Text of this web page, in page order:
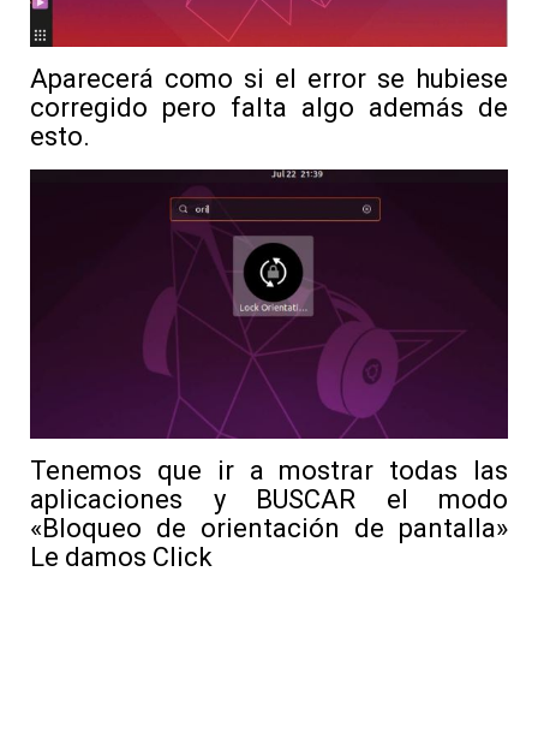
Aparecerá como si el error se hubiese
corregido pero falta algo además de
esto.
Tenemos que ir a mostrar todas las
aplicaciones y BUSCAR el modo
«Bloqueo de orientación de pantalla»
Le damos Click